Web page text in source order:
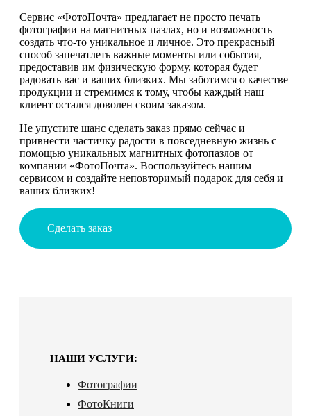
Сервис «ФотоПочта» предлагает не просто печать
фотографии на магнитных пазлах, но и возможность
создать что-то уникальное и личное. Это прекрасный
способ запечатлеть важные моменты или события,
предоставив им физическую форму, которая будет
радовать вас и ваших близких. Мы заботимся о качестве
продукции и стремимся к тому, чтобы каждый наш
клиент остался доволен своим заказом.
Не упустите шанс сделать заказ прямо сейчас и
привнести частичку радости в повседневную жизнь с
помощью уникальных магнитных фотопазлов от
компании «ФотоПочта». Воспользуйтесь нашим
сервисом и создайте неповторимый подарок для себя и
ваших близких!
Сделать заказ
НАШИ УСЛУГИ:
Фотографии
ФотоКниги